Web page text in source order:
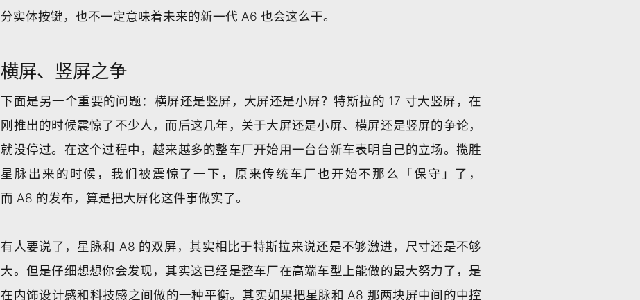
分实体按键，也不一定意味着未来的新一代 A6 也会这么干。
横屏、竖屏之争
下面是另一个重要的问题：横屏还是竖屏，大屏还是小屏？特斯拉的 17 寸大竖屏，在
刚推出的时候震惊了不少人，而后这几年，关于大屏还是小屏、横屏还是竖屏的争论，
就没停过。在这个过程中，越来越多的整车厂开始用一台台新车表明自己的立场。揽胜
星脉出来的时候，我们被震惊了一下，原来传统车厂也开始不那么「保守」了，
而 A8 的发布，算是把大屏化这件事做实了。
有人要说了，星脉和 A8 的双屏，其实相比于特斯拉来说还是不够激进，尺寸还是不够
大。但是仔细想想你会发现，其实这已经是整车厂在高端车型上能做的最大努力了，是
在内饰设计感和科技感之间做的一种平衡。其实如果把星脉和 A8 那两块屏中间的中控